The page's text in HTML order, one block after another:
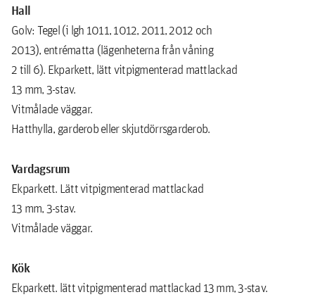
Hall
Golv: Tegel (i lgh 1011, 1012, 2011, 2012 och
2013), entrématta (lägenheterna från våning
2 till 6). Ekparkett, lätt vitpigmenterad mattlackad
13 mm, 3-stav.
Vitmålade väggar.
Hatthylla, garderob eller skjutdörrsgarderob.
Vardagsrum
Ekparkett. Lätt vitpigmenterad mattlackad
13 mm, 3-stav.
Vitmålade väggar.
Kök
Ekparkett. lätt vitpigmenterad mattlackad 13 mm, 3-stav.